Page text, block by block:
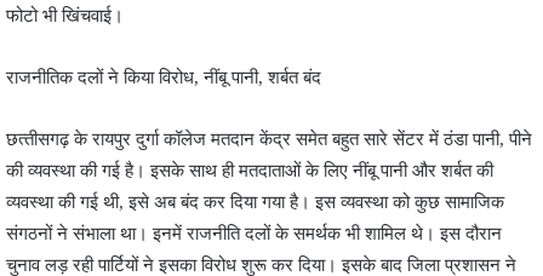
फोटो भी खिंचवाई।
राजनीतिक दलों ने किया विरोध, नींबू पानी, शर्बत बंद
छत्‍तीसगढ़ के रायपुर दुर्गा कॉलेज मतदान केंद्र समेत बहुत सारे सेंटर में ठंडा पानी, पीने
की व्‍यवस्‍था की गई है। इसके साथ ही मतदाताओं के लिए नींबू पानी और शर्बत की
व्यवस्था की गई थी, इसे अब बंद कर दिया गया है। इस व्‍यवस्‍था को कुछ सामाजिक
संगठनों ने संभाला था। इनमें राजनीति दलों के समर्थक भी शामिल थे। इस दौरान
चुनाव लड़ रही पार्टियों ने इसका विरोध शुरू कर दिया। इसके बाद जिला प्रशासन ने